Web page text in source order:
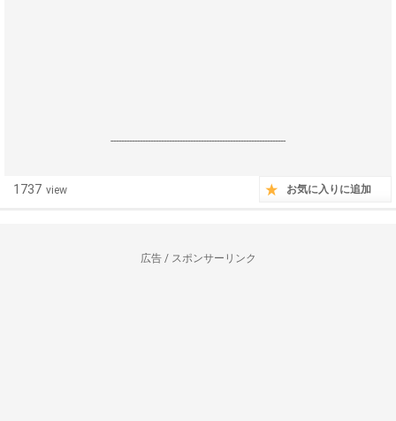
------------------------------------------------------------------
1737 view お気に入りに追加
広告 / スポンサーリンク